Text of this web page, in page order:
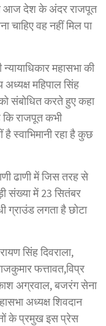
आज देश के अंदर राजपूत
चाहिए वह नहीं मिल पा
महासभा की
महिपाल सिंह
संबोधित करते हुए कहा
राजपूत कभी
स्वाभिमानी रहा है कुछ
ढाणी में जिस तरह से
संख्या में 23 सितंबर
ग्राउंड लगता है छोटा
सिंह दिवराला,
फत्तावत,विप्र
अग्रवाल, बजरंग सेना
अध्यक्ष शिवदान
के प्रमुख इस प्रेस